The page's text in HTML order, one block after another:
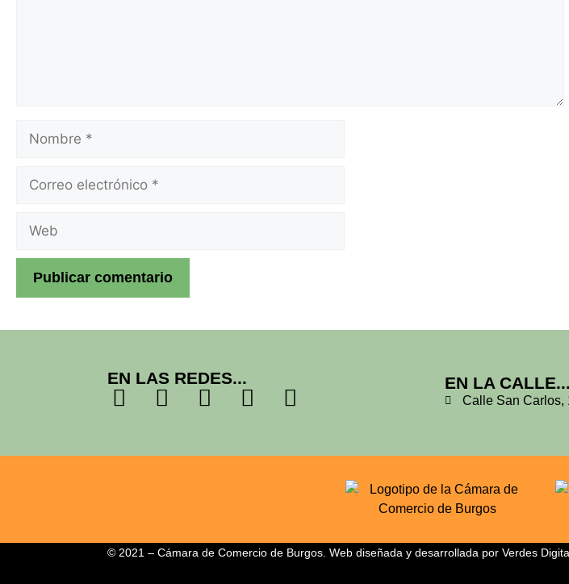
EN LAS REDES... EN LA CALLE...
Calle San Carlos,
© 2021 – Cámara de Comercio de Burgos. Web diseñada y desarrollada por Verdes